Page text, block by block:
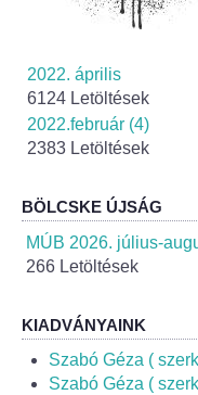
Szerződések
Helyi
Alapítványok
Helyi Építési
INTÉZMÉNYEK
2022. április
6124 Letöltések
2022.február (4)
2383 Letöltések
BÖLCSKE ÚJSÁG
MÚB 2026. július-
266 Letöltések
KIADVÁNYAINK
Szabó Géza (
Szabó Géza (